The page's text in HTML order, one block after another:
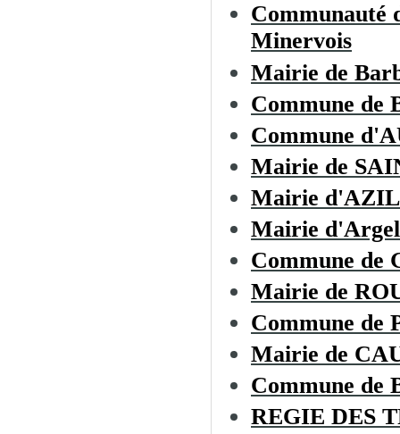
Communauté
Minervois
Mairie de
Commune de
Commune
Mairie de
Mairie
Mairie
Commune
Mairie de
Commune de
Mairie de
Commune de
REGIE DES